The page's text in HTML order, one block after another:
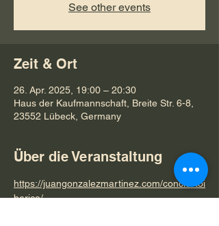
See other events
Zeit & Ort
26. Apr. 2025, 19:00 – 20:30
Haus der Kaufmannschaft, Breite Str. 6-8,
23552 Lübeck, Germany
Über die Veranstaltung
https://juangonzalezmartinez.com/conciertoi
berico/